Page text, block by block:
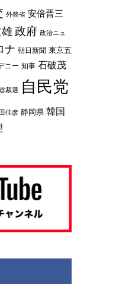
外務省 安倍晋三
雄 政府 政治ニュ
ナ 朝日新聞 東京五
ニー 知事 石破茂
裁選 自民党
佳彦 静岡県 韓国